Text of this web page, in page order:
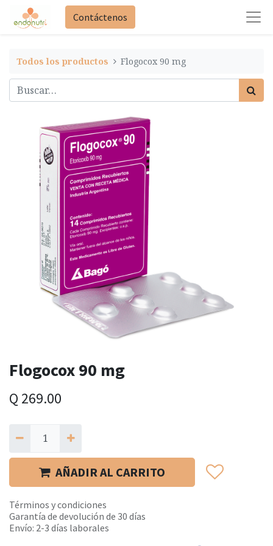
Contáctenos
Todos los productos Flogocox 90 mg
Flogocox 90 mg
Q 269.00
AÑADIR AL CARRITO
Términos y condiciones
Garantía de devolución de 30 días
Envío: 2-3 días laborales